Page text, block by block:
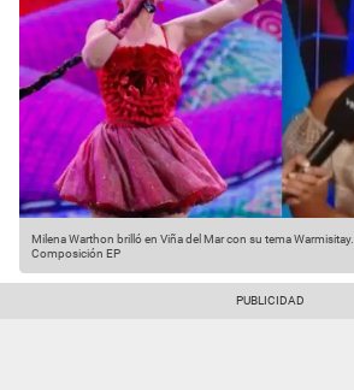
Milena Warthon brilló en Viña del Mar con su tema Warmisitay.
Composición EP